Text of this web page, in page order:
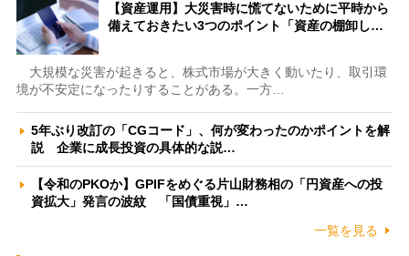
【資産運用】大災害時に慌てないために平時から
備えておきたい3つのポイント「資産の棚卸し…
大規模な災害が起きると、株式市場が大きく動いたり、取引環
境が不安定になったりすることがある。一方…
5年ぶり改訂の「CGコード」、何が変わったのかポイントを解
説 企業に成長投資の具体的な説…
【令和のPKOか】GPIFをめぐる片山財務相の「円資産への投
資拡大」発言の波紋 「国債重視」…
一覧を見る